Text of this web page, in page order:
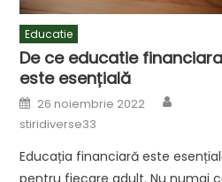
Educatie
De ce educatie financiara
este esențială
Posted
on
26 noiembrie 2022
stiridiverse33
Educația financiară este
pentru fiecare adult. Nu numai